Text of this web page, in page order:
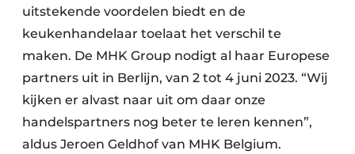
uitstekende voordelen biedt en de
keukenhandelaar toelaat het verschil te
maken. De MHK Group nodigt al haar Europese
partners uit in Berlijn, van 2 tot 4 juni 2023. “Wij
kijken er alvast naar uit om daar onze
handelspartners nog beter te leren kennen”,
aldus Jeroen Geldhof van MHK Belgium.